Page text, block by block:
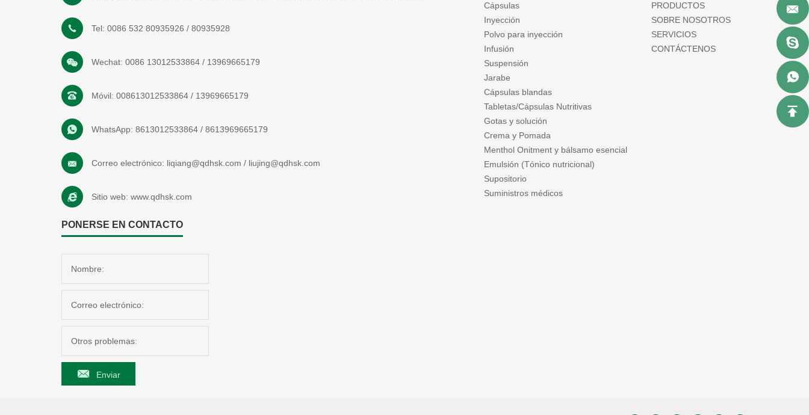
Tel: 0086 532 80935926 / 80935928
Wechat: 0086 13012533864 / 13969665179
Móvil: 008613012533864 / 13969665179
WhatsApp: 8613012533864 / 8613969665179
Correo electrónico: liqiang@qdhsk.com / liujing@qdhsk.com
Sitio web: www.qdhsk.com
Cápsulas
Inyección
Polvo para inyección
Infusión
Suspensión
Jarabe
Cápsulas blandas
Tabletas/Cápsulas Nutritivas
Gotas y solución
Crema y Pomada
Menthol Onitment y bálsamo esencial
Emulsión (Tónico nutricional)
Supositorio
Suministros médicos
PRODUCTOS
SOBRE NOSOTROS
SERVICIOS
CONTÁCTENOS
PONERSE EN CONTACTO
Enviar